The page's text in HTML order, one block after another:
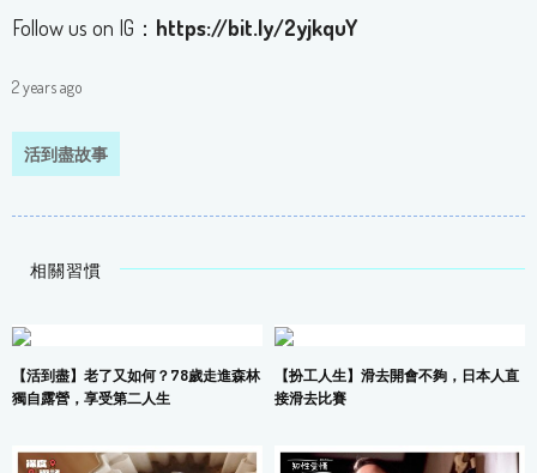
Follow us on IG： https://bit.ly/2yjkquY
2 years ago
活到盡故事
相關習慣
【活到盡】老了又如何？78歲走進森林
獨自露營，享受第二人生
【扮工人生】滑去開會不夠，日本人直
接滑去比賽